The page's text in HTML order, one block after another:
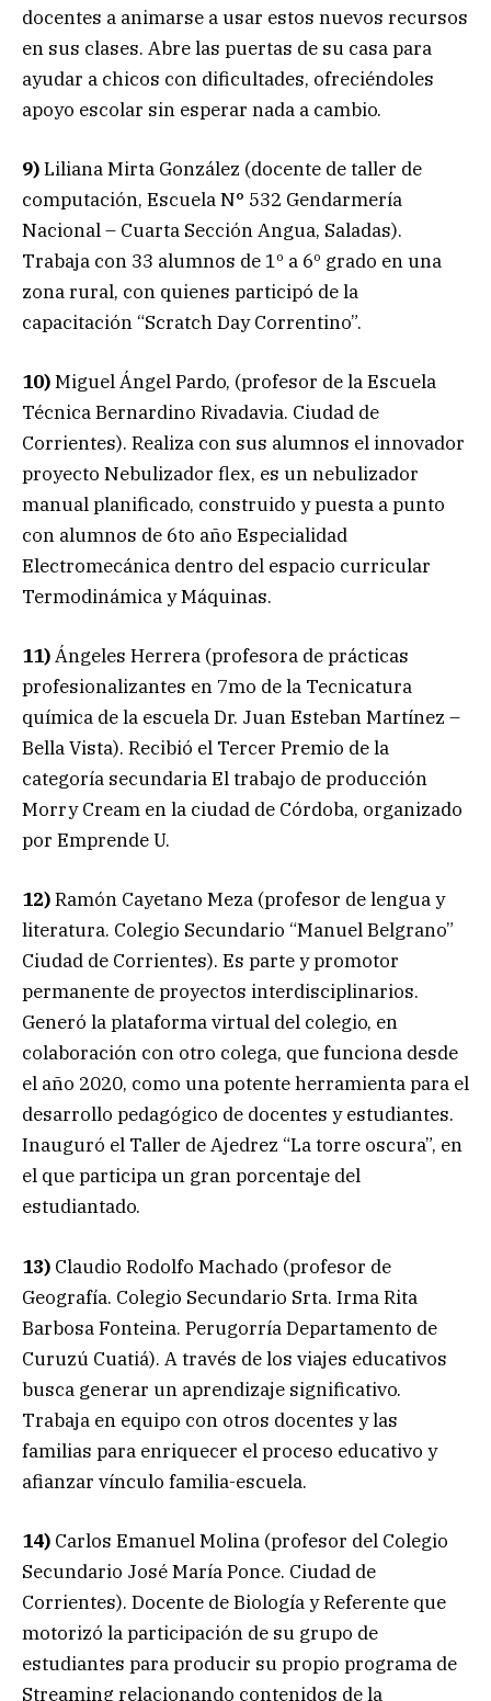
docentes a animarse a usar estos nuevos recursos
en sus clases. Abre las puertas de su casa para
ayudar a chicos con dificultades, ofreciéndoles
apoyo escolar sin esperar nada a cambio.
9)Liliana Mirta González (docente de taller de
computación, Escuela N° 532 Gendarmería
Nacional – Cuarta Sección Angua, Saladas).
Trabaja con 33 alumnos de 1º a 6º grado en una
zona rural, con quienes participó de la
capacitación “Scratch Day Correntino”.
10)Miguel Ángel Pardo, (profesor de la Escuela
Técnica Bernardino Rivadavia. Ciudad de
Corrientes). Realiza con sus alumnos el innovador
proyecto Nebulizador flex, es un nebulizador
manual planificado, construido y puesta a punto
con alumnos de 6to año Especialidad
Electromecánica dentro del espacio curricular
Termodinámica y Máquinas.
11)Ángeles Herrera (profesora de prácticas
profesionalizantes en 7mo de la Tecnicatura
química de la escuela Dr. Juan Esteban Martínez –
Bella Vista). Recibió el Tercer Premio de la
categoría secundaria El trabajo de producción
Morry Cream en la ciudad de Córdoba, organizado
por Emprende U.
12)Ramón Cayetano Meza (profesor de lengua y
literatura. Colegio Secundario “Manuel Belgrano”
Ciudad de Corrientes). Es parte y promotor
permanente de proyectos interdisciplinarios.
Generó la plataforma virtual del colegio, en
colaboración con otro colega, que funciona desde
el año 2020, como una potente herramienta para el
desarrollo pedagógico de docentes y estudiantes.
Inauguró el Taller de Ajedrez “La torre oscura”, en
el que participa un gran porcentaje del
estudiantado.
13) Claudio Rodolfo Machado (profesor de
Geografía. Colegio Secundario Srta. Irma Rita
Barbosa Fonteina. Perugorría Departamento de
Curuzú Cuatiá). A través de los viajes educativos
busca generar un aprendizaje significativo.
Trabaja en equipo con otros docentes y las
familias para enriquecer el proceso educativo y
afianzar vínculo familia-escuela.
14) Carlos Emanuel Molina (profesor del Colegio
Secundario José María Ponce. Ciudad de
Corrientes). Docente de Biología y Referente que
motorizó la participación de su grupo de
estudiantes para producir su propio programa de
Streaming relacionando contenidos de la